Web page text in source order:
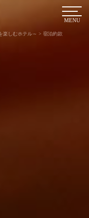
MENU
楽しむホテル～ > 宿泊約款